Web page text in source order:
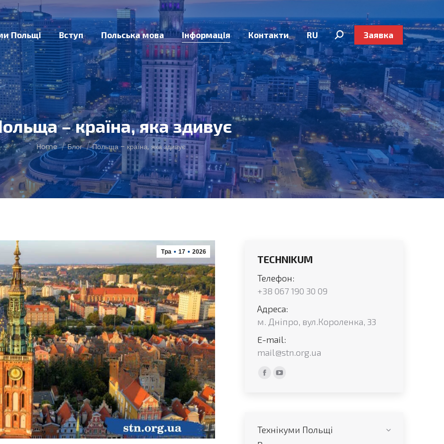
Польщі Вступ Польська мова Інформація Контакти RU Search:Заявка
– країна, яка здивує
You are here:
Home Блог Польща – країна, яка здивує
Тра 17 2026
TECHNIKUM
Телефон:
+38 067 190 30 09
Адреса:
м. Дніпро, вул.Короленка, 33
E-mail:
mail@stn.org.ua
Find us on:
Facebook
новому
YouTube
новому
Технікуми Польщі